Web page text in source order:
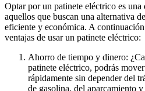
Optar por un patinete eléctrico es una
aquellos que buscan una alternativa
eficiente y económica. A
ventajas de usar un patinete eléctrico:
Ahorro de tiempo y dinero:
patinete eléctrico, podrás
rápidamente sin depender del
de gasolina, del aparcamiento y